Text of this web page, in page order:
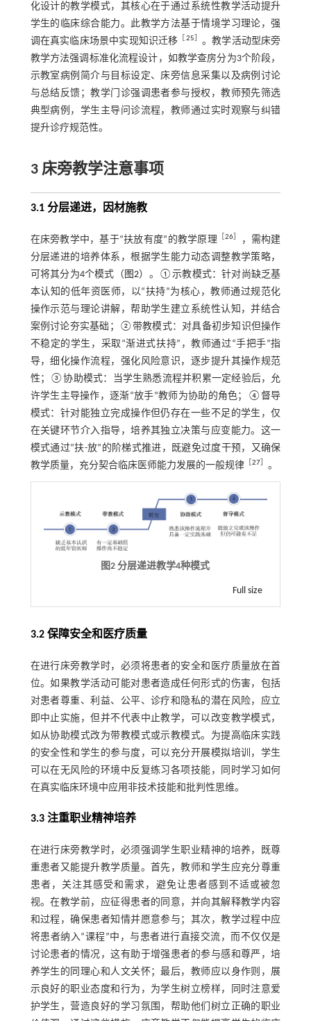
化设计的教学模式，其核心在于通过系统性教学活动提升
学生的临床综合能力。此教学方法基于情境学习理论，强
调在真实临床场景中实现知识迁移
25
。教学活动型床旁
教学方法强调标准化流程设计，如教学查房分为3个阶段，
示教室病例简介与目标设定、床旁信息采集以及病例讨论
与总结反馈；教学门诊强调患者参与授权，教师预先筛选
典型病例，学生主导问诊流程，教师通过实时观察与纠错
提升诊疗规范性。
3 床旁教学注意事项
3.1 分层递进，因材施教
在床旁教学中，基于“扶放有度”的教学原理 ［26
，需构建
分层递进的培养体系，根据学生能力动态调整教学策略，
可将其分为4个模式（ 图2）。①示教模式：针对尚缺乏基
本认知的低年资医师，以“扶持”为核心，教师通过规范化
操作示范与理论讲解，帮助学生建立系统性认知，并结合
案例讨论夯实基础；②带教模式：对具备初步知识但操作
不稳定的学生，采取“渐进式扶持”，教师通过“手把手”指
导，细化操作流程，强化风险意识，逐步提升其操作规范
性；③协助模式：当学生熟悉流程并积累一定经验后，允
许学生主导操作，逐渐“放手”教师为协助的角色；④督导
模式：针对能独立完成操作但仍存在一些不足的学生，仅
在关键环节介入指导，培养其独立决策与应变能力。这一
模式通过“扶-放”的阶梯式推进，既避免过度干预，又确保
教学质量，充分契合临床医师能力发展的一般规律［ 27］ 。
图2 分层递进教学4种模式
Full size
3.2 保障安全和医疗质量
在进行床旁教学时，必须将患者的安全和医疗质量放在首
位。如果教学活动可能对患者造成任何形式的伤害，包括
对患者尊重、利益、公平、诊疗和隐私的潜在风险，应立
即中止实施，但并不代表中止教学，可以改变教学模式，
如从协助模式改为带教模式或示教模式。为提高临床实践
的安全性和学生的参与度，可以充分开展模拟培训，学生
可以在无风险的环境中反复练习各项技能，同时学习如何
在真实临床环境中应用非技术技能和批判性思维。
3.3 注重职业精神培养
在进行床旁教学时，必须强调学生职业精神的培养，既尊
重患者又能提升教学质量。首先，教师和学生应充分尊重
患者，关注其感受和需求，避免让患者感到不适或被忽
视。在教学前，应征得患者的同意，并向其解释教学内容
和过程，确保患者知情并愿意参与；其次，教学过程中应
将患者纳入“课程”中，与患者进行直接交流，而不仅仅是
讨论患者的情况，这有助于增强患者的参与感和尊严，培
养学生的同理心和人文关怀；最后，教师应以身作则，展
示良好的职业态度和行为，为学生树立榜样，同时注意爱
护学生，营造良好的学习氛围，帮助他们树立正确的职业